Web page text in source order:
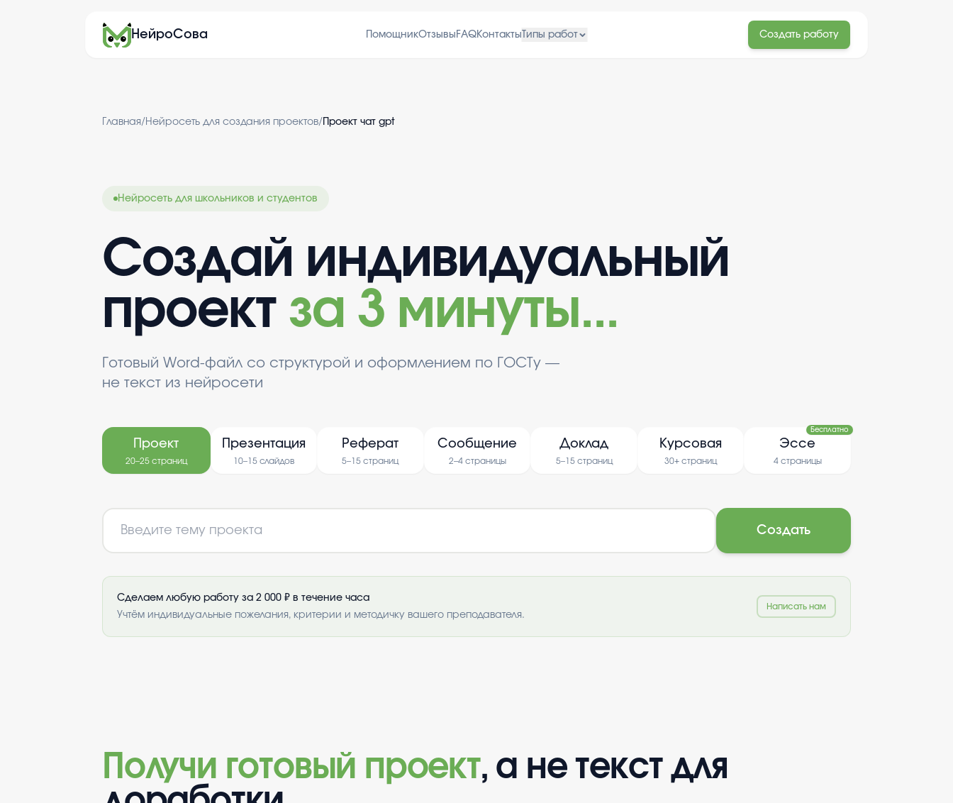
НейроСова ПомощникОтзывы FAQКонтакты Типы работ Создать работу
Главная/ Нейросеть для создания проектов/ Проект чат gpt
Нейросеть для школьников и студентов
Создай индивидуальный
проект за 3 минуты...
Готовый Word-файл со структурой и оформлением по ГОСТу —
не текст из нейросети
Проект
20–25 страниц
Презентация
10–15 слайдов
Реферат
5–15 страниц
Сообщение
2–4 страницы
Доклад
5–15 страниц
Курсовая
30+ страниц
Эссе
4 страницы
Бесплатно
Создать
Сделаем любую работу за 2 000 ₽ в течение часа
Учтём индивидуальные пожелания, критерии и методичку вашего преподавателя.
Написать нам
Получи готовый проект, а не текст для